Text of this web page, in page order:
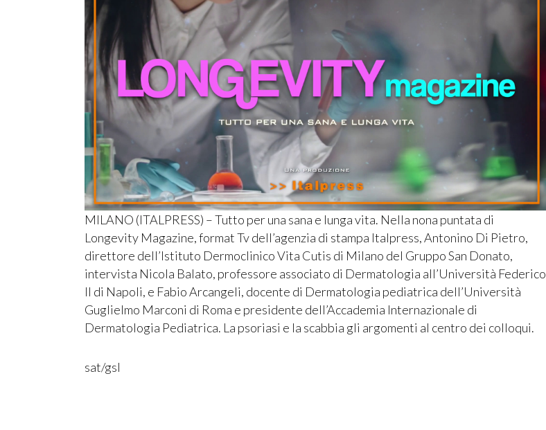
MILANO (ITALPRESS) – Tutto per una sana e lunga vita. Nella nona puntata di
Longevity Magazine, format Tv dell’agenzia di stampa Italpress, Antonino Di Pietro,
direttore dell’Istituto Dermoclinico Vita Cutis di Milano del Gruppo San Donato,
intervista Nicola Balato, professore associato di Dermatologia all’Università Federico
II di Napoli, e Fabio Arcangeli, docente di Dermatologia pediatrica dell’Università
Guglielmo Marconi di Roma e presidente dell’Accademia Internazionale di
Dermatologia Pediatrica. La psoriasi e la scabbia gli argomenti al centro dei colloqui.
sat/gsl